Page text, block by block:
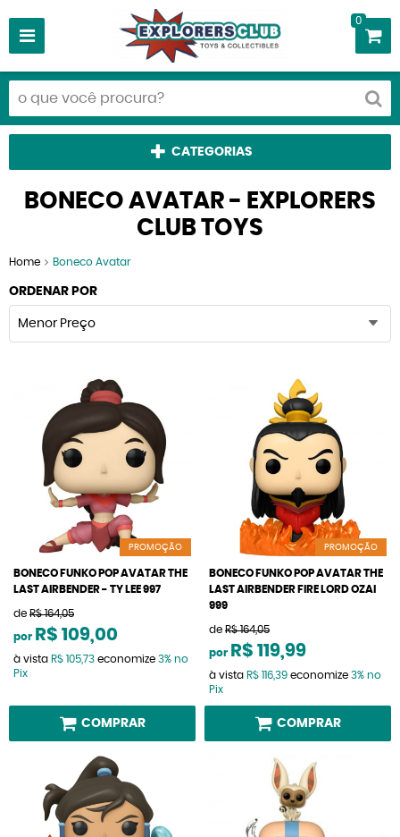
0
CATEGORIAS
BONECO AVATAR - EXPLORERS
CLUB TOYS
Home Boneco Avatar
ORDENAR POR
Menor Preço
PROMOÇÃO
BONECO FUNKO POP AVATAR THE
LAST AIRBENDER - TY LEE 997
de R$ 164,05
por R$ 109,00
à vista R$ 105,73 economize 3% no
Pix
COMPRAR
PROMOÇÃO
BONECO FUNKO POP AVATAR THE
LAST AIRBENDER FIRE LORD OZAI
999
de R$ 164,05
por R$ 119,99
à vista R$ 116,39 economize 3% no
Pix
COMPRAR